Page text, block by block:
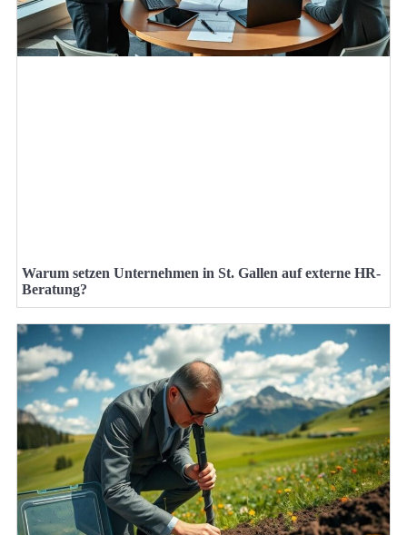
Warum setzen Unternehmen in St. Gallen auf externe HR-
Beratung?